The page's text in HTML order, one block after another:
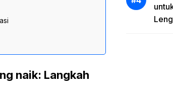
naik: Langkah